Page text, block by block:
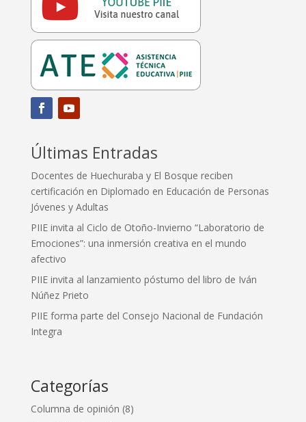
Últimas Entradas
Docentes de Huechuraba y El Bosque reciben
certificación en Diplomado en Educación de Personas
Jóvenes y Adultas
PIIE invita al Ciclo de Otoño-Invierno “Laboratorio de
Emociones”: una inmersión creativa en el mundo
afectivo
PIIE invita al lanzamiento póstumo del libro de Iván
Núñez Prieto
PIIE forma parte del Consejo Nacional de Fundación
Integra
Categorías
Columna de opinión (8)